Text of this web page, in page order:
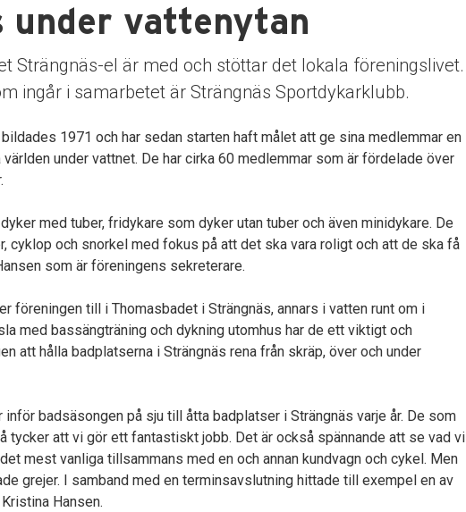
under vattenytan
Strängnäs-el är med och stöttar det lokala föreningslivet.
ingår i samarbetet är Strängnäs Sportdykarklubb.
bildades 1971 och har sedan starten haft målet att ge sina medlemmar en
under vattnet. De har cirka 60 medlemmar som är fördelade över
med tuber, fridykare som dyker utan tuber och även minidykare. De
cyklop och snorkel med fokus på att det ska vara roligt och att de ska få
som är föreningens sekreterare.
föreningen till i Thomasbadet i Strängnäs, annars i vatten runt om i
med bassängträning och dykning utomhus har de ett viktigt och
att hålla badplatserna i Strängnäs rena från skräp, över och under
badsäsongen på sju till åtta badplatser i Strängnäs varje år. De som
tycker att vi gör ett fantastiskt jobb. Det är också spännande att se vad vi
mest vanliga tillsammans med en och annan kundvagn och cykel. Men
grejer. I samband med en terminsavslutning hittade till exempel en av
Hansen.